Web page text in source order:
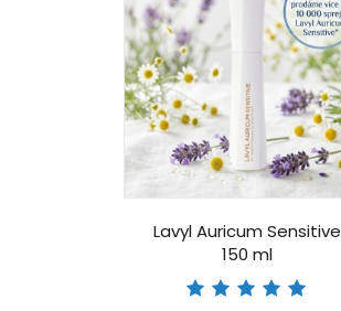
Lavyl Auricum Sensitive
150 ml